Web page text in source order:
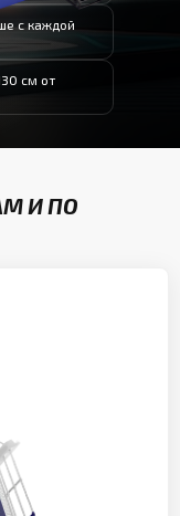
с каждой
см от
И ПО